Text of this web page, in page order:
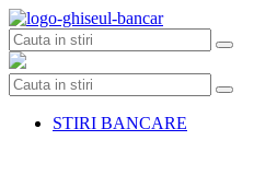
Skip
to
content
STIRI BANCARE